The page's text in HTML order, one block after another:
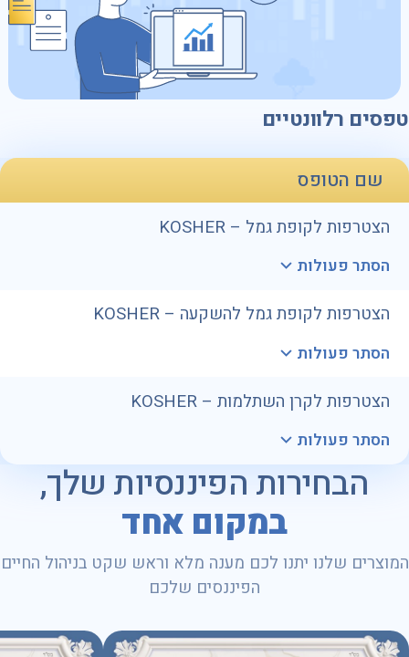
טפסים רלוונטיים
שם הטופס
הצטרפות לקופת גמל – KOSHER
הסתר פעולות
הצטרפות לקופת גמל להשקעה – KOSHER
הסתר פעולות
הצטרפות לקרן השתלמות – KOSHER
הסתר פעולות
הבחירות הפיננסיות שלך,
במקום אחד
המוצרים שלנו יתנו לכם מענה מלא וראש שקט בניהול החיים
הפיננסים שלכם